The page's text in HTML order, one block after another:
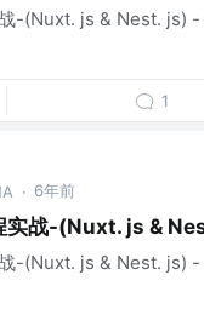
-(Nuxt. js & Nest. js)
1
· 6年前
战-(Nuxt. js &
-(Nuxt. js & Nest. js)